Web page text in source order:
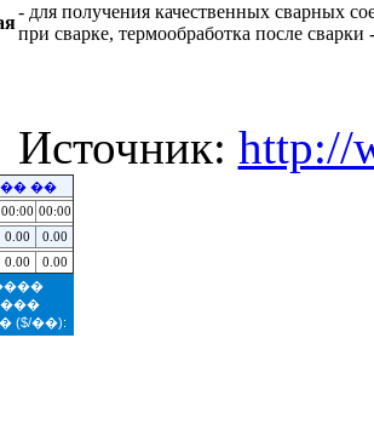
- для получения качественных сварных
при сварке, термообработка после сварки
Источник: http://
��
00:00 00:00
0.00
0.00
0.00
0.00
($/��):